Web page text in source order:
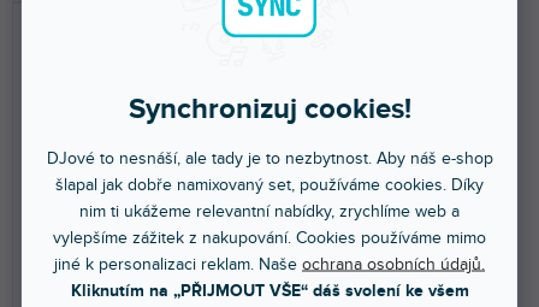
Synchronizuj cookies!
DJové to nesnáší, ale tady je to nezbytnost. Aby náš e-shop
šlapal jak dobře namixovaný set, používáme cookies. Díky
nim ti ukážeme relevantní nabídky, zrychlíme web a
vylepšíme zážitek z nakupování. Cookies používáme mimo
jiné k personalizaci reklam. Naše ochrana osobních údajů.
Kliknutím na „PŘIJMOUT VŠE“ dáš svolení ke všem
WMSMDC32 9,7m
Do 3 dnů
EP MINI BDA
Do 3 dnů